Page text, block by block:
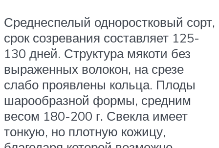
Среднеспелый одноростковый сорт,
срок созревания составляет 125-
130 дней. Структура мякоти без
выраженных волокон, на срезе
слабо проявлены кольца. Плоды
шарообразной формы, средним
весом 180-200 г. Свекла имеет
тонкую, но плотную кожицу,